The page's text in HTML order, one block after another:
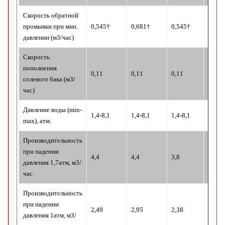
Скорость обратной
промывки при мин.
давлении (м3/час)
0,545† 0,681† 0,545†
Скорость
пополнения
солевого бака (м3/
час)
0,11 0,11 0,11
Давление воды (min-
max), атм.
1,4-8,1 1,4-8,1 1,4-8,1
Производительность
при падении
давления 1,7атм, м3/
час
4,4 4,4 3,8
Производительность
при падении
давления 1атм, м3/
2,49 2,95 2,38